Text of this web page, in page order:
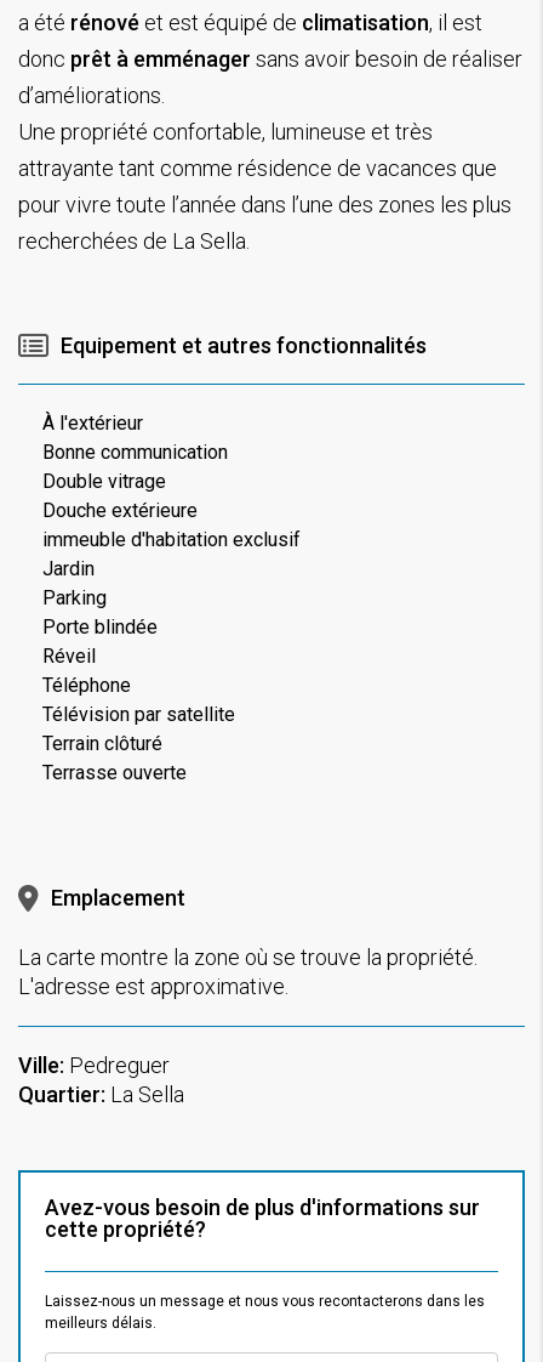
a été rénové et est équipé de climatisation, il est
donc prêt à emménager sans avoir besoin de réaliser
d’améliorations.
Une propriété confortable, lumineuse et très
attrayante tant comme résidence de vacances que
pour vivre toute l’année dans l’une des zones les plus
recherchées de La Sella.
Equipement et autres fonctionnalités
À l'extérieur
Bonne communication
Double vitrage
Douche extérieure
immeuble d'habitation exclusif
Jardin
Parking
Porte blindée
Réveil
Téléphone
Télévision par satellite
Terrain clôturé
Terrasse ouverte
Emplacement
La carte montre la zone où se trouve la propriété.
L'adresse est approximative.
Ville: Pedreguer
Quartier: La Sella
Avez-vous besoin de plus d'informations sur
cette propriété?
Laissez-nous un message et nous vous recontacterons dans les
meilleurs délais.